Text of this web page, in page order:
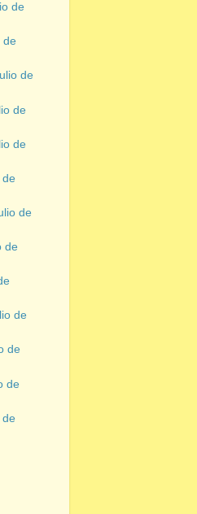
de
de
de
de
de
de
de
de
de
de
de
de